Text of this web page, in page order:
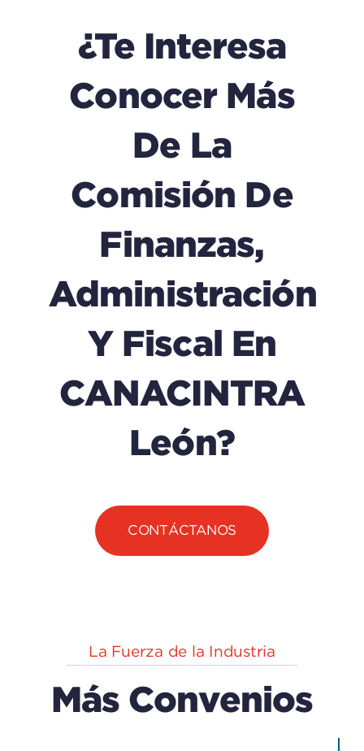
¿Te Interesa
Conocer Más
De La
Comisión De
Finanzas,
Administración
Y Fiscal En
CANACINTRA
León?
CONTÁCTANOS
La Fuerza de la Industria
Más Convenios